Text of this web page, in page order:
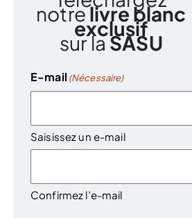
notrelivre blanc
exclusif
sur laSASU
E-mail (Nécessaire)
Saisissez un e-mail
Confirmez l’e-mail